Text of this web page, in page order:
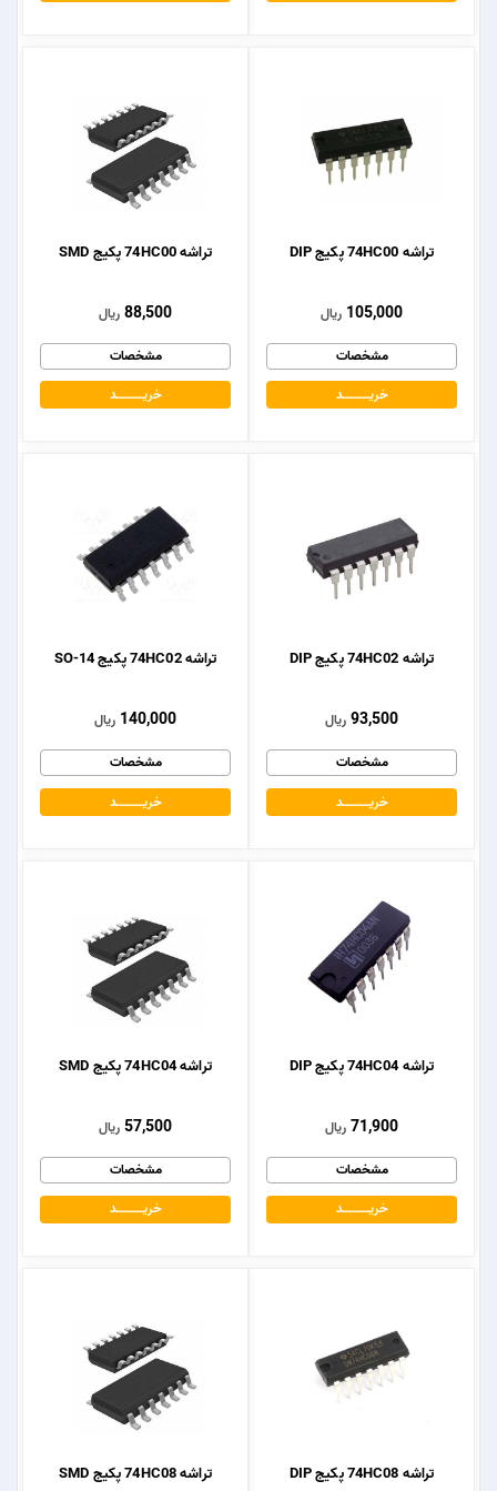
تراشه 74HC00 پکیج DIP
105,000 ریال
مشخصات
خریــــــــــــد
تراشه 74HC00 پکیج SMD
88,500 ریال
مشخصات
خریــــــــــــد
تراشه 74HC02 پکیج DIP
93,500 ریال
مشخصات
خریــــــــــــد
تراشه 74HC02 پکیج SO-14
140,000 ریال
مشخصات
خریــــــــــــد
تراشه 74HC04 پکیج DIP
71,900 ریال
مشخصات
خریــــــــــــد
تراشه 74HC04 پکیج SMD
57,500 ریال
مشخصات
خریــــــــــــد
تراشه 74HC08 پکیج DIP تراشه 74HC08 پکیج SMD